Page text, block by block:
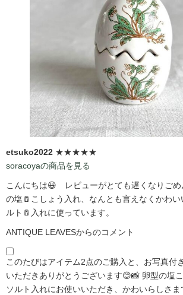
etsuko2022 ★★★★★
soracoyaの商品を見る
こんにちは😃 レビューがとても遅くなりご
の塩🧂こしょう入れ、なんとも言えなくかわ
ルト🧂入れに使っています。
ANTIQUE LEAVESからのコメント
このたびはアイテム2点のご購入と、お写真付
いただきありがとうございます😊📸 卵型の塩
ソルト入れにお使いいただき、かわいらしさ